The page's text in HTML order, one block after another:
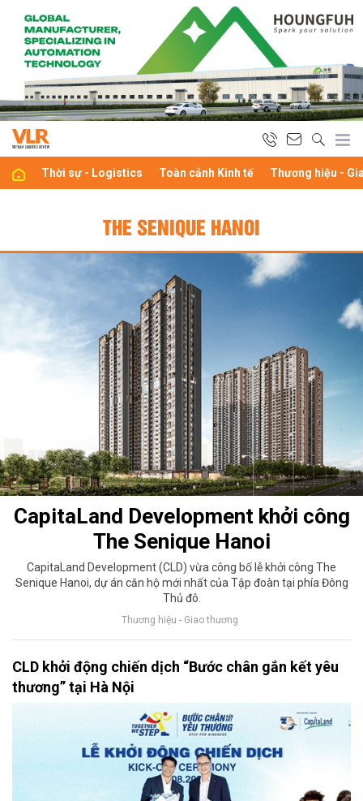
Thời sự - Logistics Toàn cảnh Kinh tế Thương hiệu -
THE SENIQUE HANOI
CapitaLand Development khởi công
The Senique Hanoi
CapitaLand Development (CLD) vừa công bố lễ khởi công The
Senique Hanoi, dự án căn hộ mới nhất của Tập đoàn tại phía Đông
Thủ đô.
Thương hiệu - Giao thương
CLD khởi động chiến dịch “Bước chân gắn kết yêu
thương” tại Hà Nội